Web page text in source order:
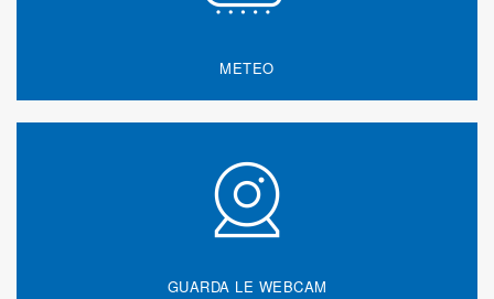
METEO
GUARDA LE WEBCAM